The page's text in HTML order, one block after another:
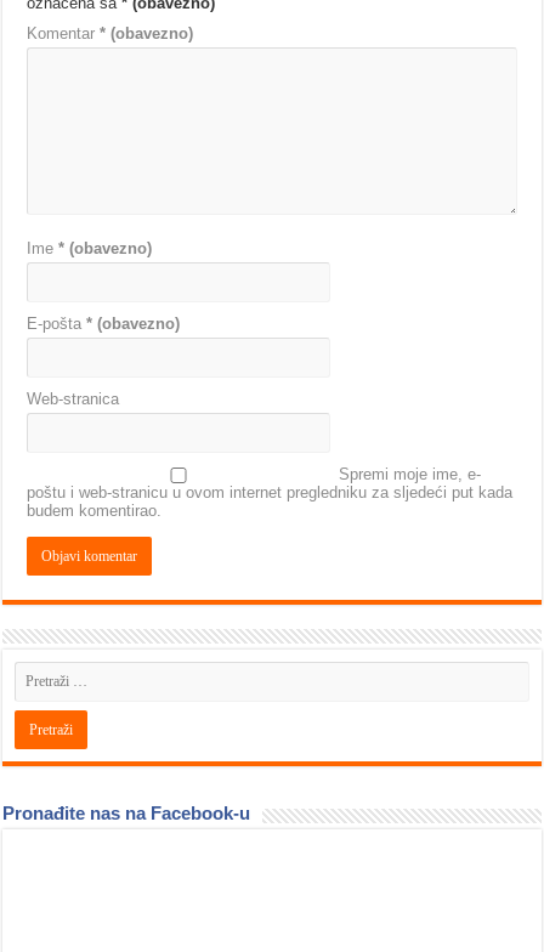
Komentar* (obavezno)
Ime* (obavezno)
E-pošta* (obavezno)
Web-stranica
Spremi moje ime, e-
poštu i web-stranicu u ovom internet pregledniku za sljedeći put kada
budem komentirao.
Pronađite nas na Facebook-u